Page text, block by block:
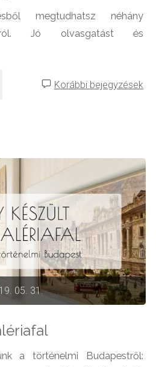
megtudhatsz néhány
Jó olvasgatást és
Korábbi bejegyzések
05. 31.
a történelmi Budapestről: